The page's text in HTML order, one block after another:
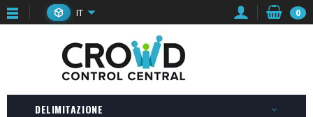
IT 0
DELIMITAZIONE